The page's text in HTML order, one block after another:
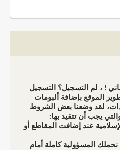
! ، لم التسجيل؟ التسجيل
الموقع بإضافة ألبومات
لقد وضعنا بعض الشروط
يجب أن تتقيد بها:
عند إضافت المقاطع أو
المسؤولية كاملة أمام